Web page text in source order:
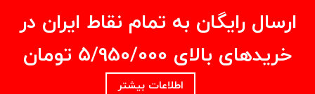
ارسال رایگان به تمام نقاط ایران در
خریدهای بالای ۵/950/000 تومان
اطلاعات بیشتر